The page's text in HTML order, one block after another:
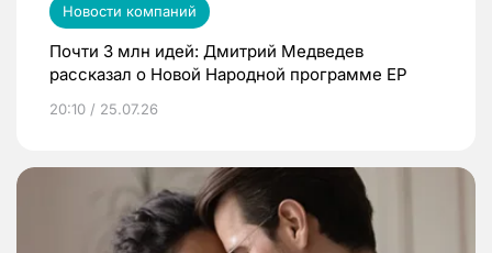
Новости компаний
Почти 3 млн идей: Дмитрий Медведев
рассказал о Новой Народной программе ЕР
20:10 / 25.07.26